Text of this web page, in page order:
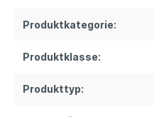
Produktkategorie:
Produktklasse:
Produkttyp: